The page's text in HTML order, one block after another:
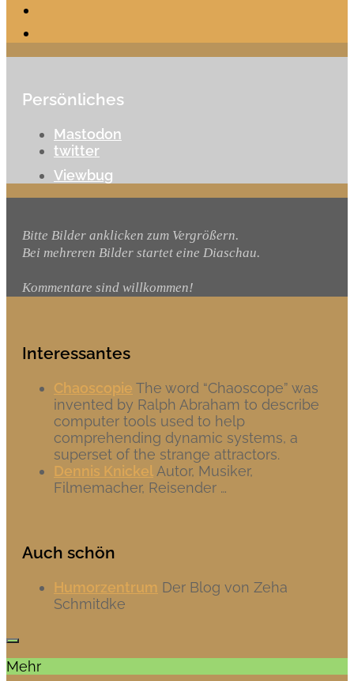
Persönliches
Mastodon
twitter
Viewbug
Bitte Bilder anklicken zum Vergrößern.
Bei mehreren Bilder startet eine Diaschau.
Kommentare sind willkommen!
Interessantes
Chaoscopie The word “Chaoscope” was
invented by Ralph Abraham to describe
computer tools used to help
comprehending dynamic systems, a
superset of the strange attractors.
Dennis Knickel Autor, Musiker,
Filmemacher, Reisender …
Auch schön
Humorzentrum Der Blog von Zeha
Schmitdke
Mehr